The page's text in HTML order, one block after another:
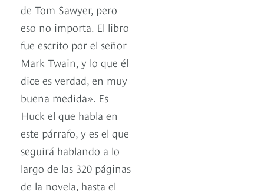
de Tom Sawyer, pero
eso no importa. El libro
fue escrito por el señor
Mark Twain, y lo que él
dice es verdad, en muy
buena medida». Es
Huck el que habla en
este párrafo, y es el que
seguirá hablando a lo
largo de las 320 páginas
de la novela, hasta el